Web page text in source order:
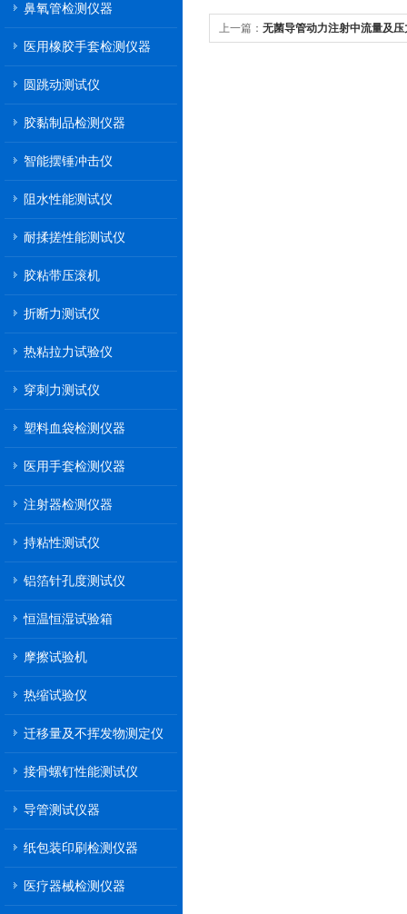
鼻氧管检测仪器
医用橡胶手套检测仪器
圆跳动测试仪
胶黏制品检测仪器
智能摆锤冲击仪
阻水性能测试仪
耐揉搓性能测试仪
胶粘带压滚机
折断力测试仪
热粘拉力试验仪
穿刺力测试仪
塑料血袋检测仪器
医用手套检测仪器
注射器检测仪器
持粘性测试仪
铝箔针孔度测试仪
恒温恒湿试验箱
摩擦试验机
热缩试验仪
迁移量及不挥发物测定仪
接骨螺钉性能测试仪
导管测试仪器
纸包装印刷检测仪器
医疗器械检测仪器
上一篇： 无菌导管动力注射中流量及